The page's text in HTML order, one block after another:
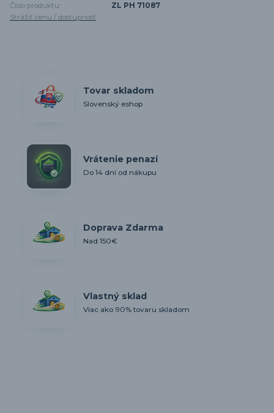
Číslo produktu:
ZL PH 71087
Strážiť cenu / dostupnosť
Tovar skladom
Slovenský eshop
Vrátenie penazí
Do 14 dní od nákupu
Doprava Zdarma
Nad 150€
Vlastný sklad
Viac ako 90% tovaru skladom